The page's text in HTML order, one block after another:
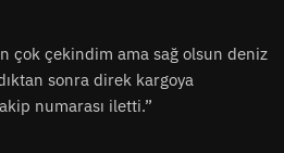
çok çekindim ama sağ olsun deniz
sonra direk kargoya
numarası iletti.”